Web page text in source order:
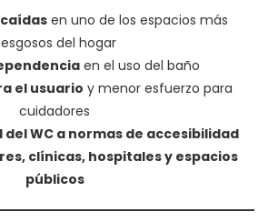
en uno de los espacios más
del hogar
en el uso del baño
el usuario y menor esfuerzo para
cuidadores
WC a normas de accesibilidad
clínicas, hospitales y espacios
públicos